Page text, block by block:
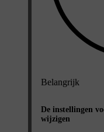
Belangrijk
De instellingen
wijzigen